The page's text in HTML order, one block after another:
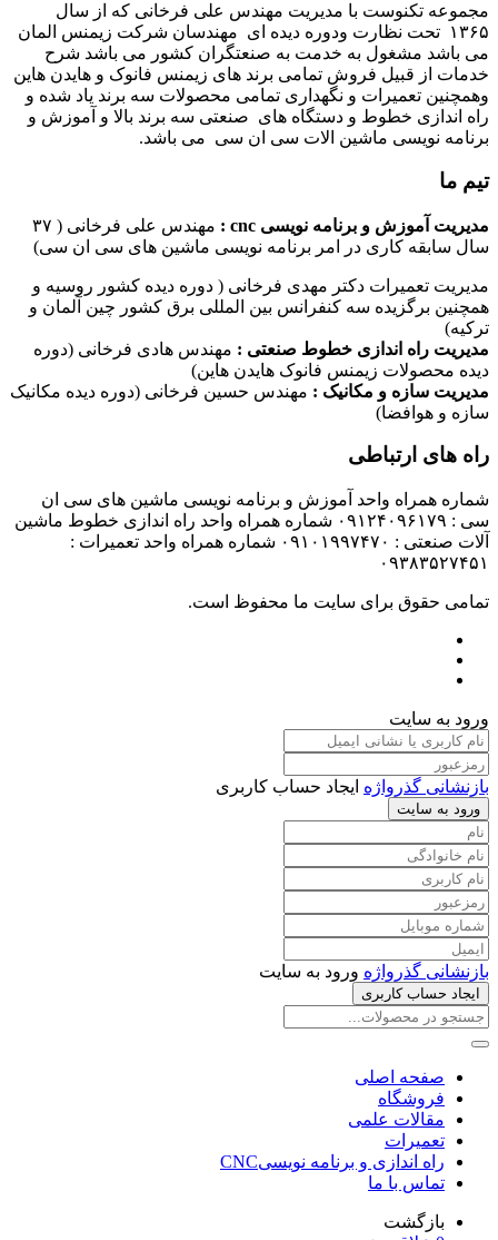
مجموعه تکنوست با مدیریت مهندس علی فرخانی که از سال
۱۳۶۵ تحت نظارت ودوره دیده ای مهندسان شرکت زیمنس المان
می باشد مشغول به خدمت به صنعتگران کشور می باشد شرح
خدمات از قبیل فروش تمامی برند های زیمنس فانوک و هایدن هاین
وهمچنین تعمیرات و نگهداری تمامی محصولات سه برند یاد شده و
راه اندازی خطوط و دستگاه های صنعتی سه برند بالا و آموزش و
برنامه نویسی ماشین الات سی ان سی می باشد.
تیم ما
مدیریت آموزش و برنامه نویسی cnc :
مهندس علی فرخانی ( ۳۷
سال سابقه کاری در امر برنامه نویسی ماشین های سی ان سی)
مدیریت تعمیرات دکتر مهدی فرخانی ( دوره دیده کشور روسیه و
همچنین برگزیده سه کنفرانس بین المللی برق کشور چین آلمان و
ترکیه)
مدیریت راه اندازی خطوط صنعتی : مهندس هادی فرخانی (دوره
دیده محصولات زیمنس فانوک هایدن هاین)
مدیریت سازه و مکانیک : مهندس حسین فرخانی (دوره دیده مکانیک
سازه و هوافضا)
راه های ارتباطی
شماره همراه واحد آموزش و برنامه نویسی ماشین های سی ان
سی : ۰۹۱۲۴۰۹۶۱۷۹ شماره همراه واحد راه اندازی خطوط ماشین
آلات صنعتی : ۰۹۱۰۱۹۹۷۴۷۰ شماره همراه واحد تعمیرات :
۰۹۳۸۳۵۲۷۴۵۱
تمامی حقوق برای سایت ما محفوظ است.
ورود به سایت
بازنشانی گذرواژه ایجاد حساب کاربری
ورود به سایت
بازنشانی گذرواژه ورود به سایت
ایجاد حساب کاربری
صفحه اصلی
فروشگاه
مقالات علمی
تعمیرات
راه اندازی و برنامه نویسیCNC
تماس با ما
بازگشت